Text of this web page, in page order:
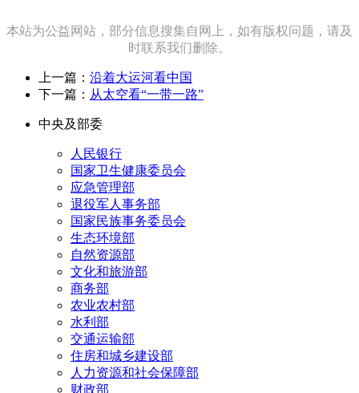
本站为公益网站，部分信息搜集自网上，如有版权问题，请及
时联系我们删除。
上一篇： 沿着大运河看中国
下一篇： 从太空看“一带一路”
中央及部委
人民银行
国家卫生健康委员会
应急管理部
退役军人事务部
国家民族事务委员会
生态环境部
自然资源部
文化和旅游部
商务部
农业农村部
水利部
交通运输部
住房和城乡建设部
人力资源和社会保障部
财政部